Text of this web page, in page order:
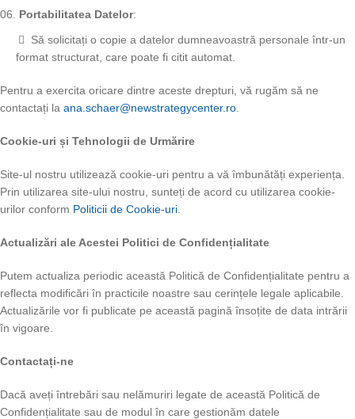
Portabilitatea Datelor:
Să solicitați o copie a datelor dumneavoastră personale într-un
format structurat, care poate fi citit automat.
Pentru a exercita oricare dintre aceste drepturi, vă rugăm să ne
contactați la ana.schaer@newstrategycenter.ro
Cookie-uri și Tehnologii de Urmărire
Site-ul nostru utilizează cookie-uri pentru a vă îmbunătăți experiența.
Prin utilizarea site-ului nostru, sunteți de acord cu utilizarea cookie-
urilor conform Politicii de Cookie-uri
Actualizări ale Acestei Politici de Confidențialitate
Putem actualiza periodic această Politică de Confidențialitate pentru a
reflecta modificări în practicile noastre sau cerințele legale aplicabile.
Actualizările vor fi publicate pe această pagină însoțite de data intrării
în vigoare.
Contactați-ne
Dacă aveți întrebări sau nelămuriri legate de această Politică de
Confidențialitate sau de modul în care gestionăm datele